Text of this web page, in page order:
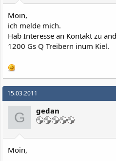
Moin,
ich melde mich.
Hab Interesse an Kontakt zu
1200 Gs Q Treibern inum Kiel.
15.03.2011
G gedan
Moin,